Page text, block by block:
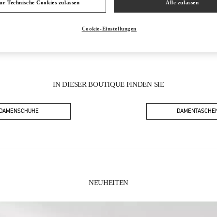
IN DIESER BOUTIQUE FINDEN SIE
NEUHEITEN
Technische Cookies zulassen Alle zulassen
Cookie-Einstellungen